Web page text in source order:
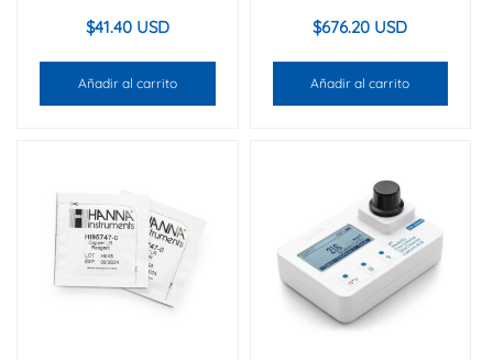
$41.40 USD
Añadir al carrito
$676.20 USD
Añadir al carrito